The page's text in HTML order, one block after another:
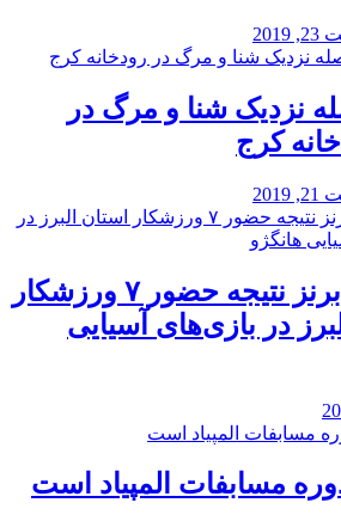
نزدیک شنا و مرگ در
کرج
۲ مدال برنز نتیجه حضور ۷ ورزشکار
در بازی‌های آسیایی
مسابفات المپیاد است